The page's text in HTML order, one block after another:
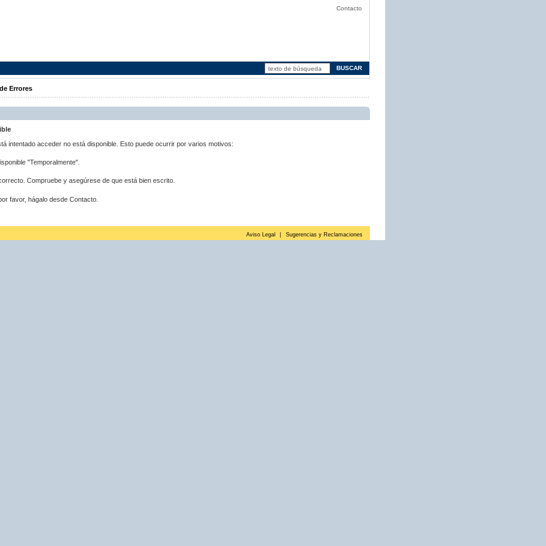
Contacto
Errores
intentado acceder no está disponible. Esto puede ocurrir por varios motivos:
"Temporalmente".
Compruebe y asegúrese de que está bien escrito.
favor, hágalo desde Contacto.
Aviso Legal Sugerencias y Reclamaciones